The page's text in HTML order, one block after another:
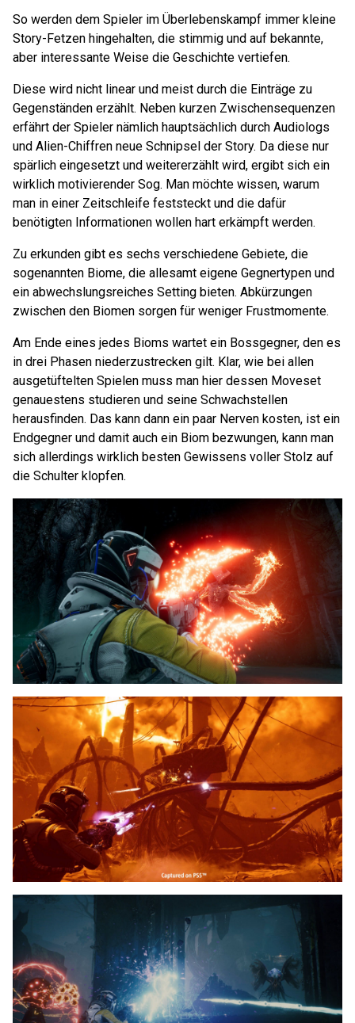
So werden dem Spieler im Überlebenskampf immer kleine
Story-Fetzen hingehalten, die stimmig und auf bekannte,
aber interessante Weise die Geschichte vertiefen.
Diese wird nicht linear und meist durch die Einträge zu
Gegenständen erzählt. Neben kurzen Zwischensequenzen
erfährt der Spieler nämlich hauptsächlich durch Audiologs
und Alien-Chiffren neue Schnipsel der Story. Da diese nur
spärlich eingesetzt und weitererzählt wird, ergibt sich ein
wirklich motivierender Sog. Man möchte wissen, warum
man in einer Zeitschleife feststeckt und die dafür
benötigten Informationen wollen hart erkämpft werden.
Zu erkunden gibt es sechs verschiedene Gebiete, die
sogenannten Biome, die allesamt eigene Gegnertypen und
ein abwechslungsreiches Setting bieten. Abkürzungen
zwischen den Biomen sorgen für weniger Frustmomente.
Am Ende eines jedes Bioms wartet ein Bossgegner, den es
in drei Phasen niederzustrecken gilt. Klar, wie bei allen
ausgetüftelten Spielen muss man hier dessen Moveset
genauestens studieren und seine Schwachstellen
herausfinden. Das kann dann ein paar Nerven kosten, ist ein
Endgegner und damit auch ein Biom bezwungen, kann man
sich allerdings wirklich besten Gewissens voller Stolz auf
die Schulter klopfen.